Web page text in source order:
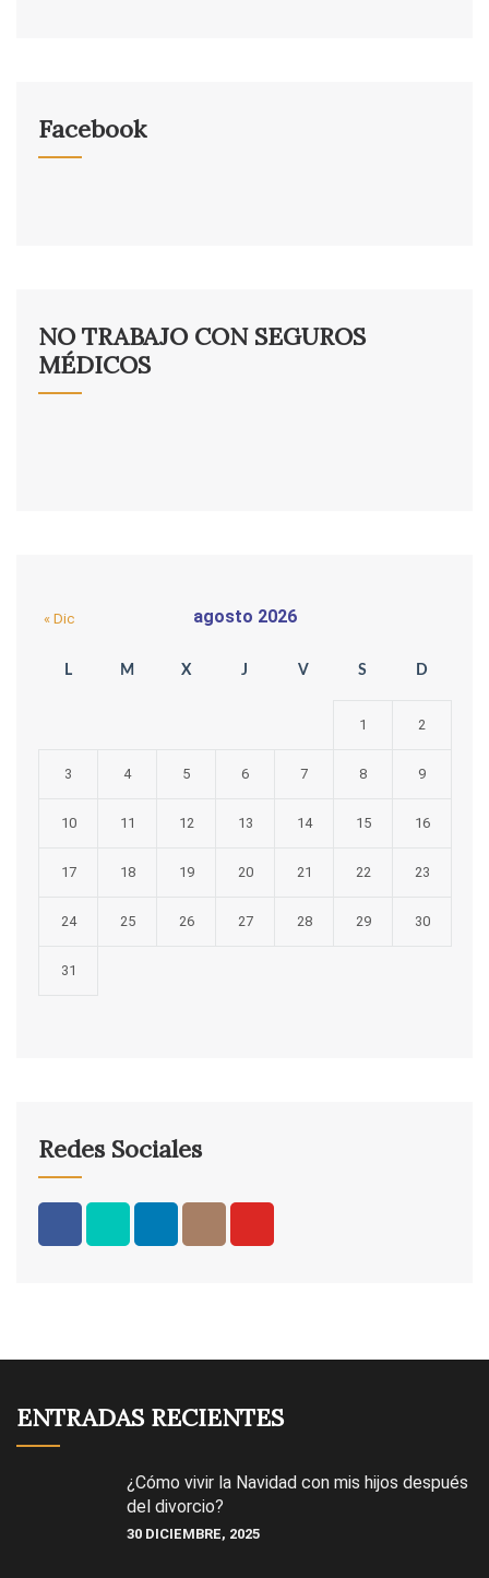
Facebook
NO TRABAJO CON SEGUROS
MÉDICOS
agosto 2026
L M X J V S D
1 2
3 4 5 6 7 8 9
10 11 12 13 14 15 16
17 18 19 20 21 22 23
24 25 26 27 28 29 30
31
« Dic
Redes Sociales
ENTRADAS RECIENTES
¿Cómo vivir la Navidad con mis hijos después
del divorcio?
30 DICIEMBRE, 2025